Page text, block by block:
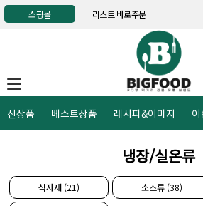
쇼핑몰 리스트 바로주문
신상품 베스트상품 레시피&이미지
냉장/실온류
식자재 (21) 소스류 (38)